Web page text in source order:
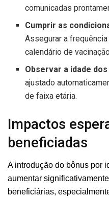
comunicadas
Cumprir as
Assegurar a
calendário de
Observar a idade
ajustado
de faixa etária.
Impactos
beneficiadas
A introdução do bônus por
aumentar
beneficiárias,